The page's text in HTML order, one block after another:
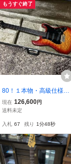
もうすぐ終了
80！１本物・高級仕様・T
okai Custom Edition・Val
ley Arts風・スティーブ・
３発・アクティブ・高級
材質・HC付・激安
現在 126,600円
送料未定
入札 67 残り 1分47秒